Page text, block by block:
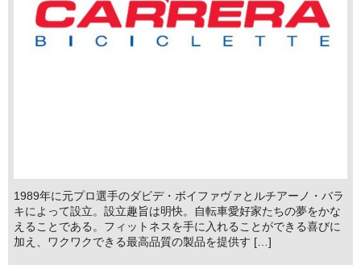
1989年に元プロ選手のダビデ・ボイファヴァとルチアーノ・バラ
キによって設立。設立趣旨は明快。自転車愛好家たちの夢をかな
えることである。フィットネスを手に入れることができる喜びに
加え、ワクワクできる最高品質の製品を提供す […]